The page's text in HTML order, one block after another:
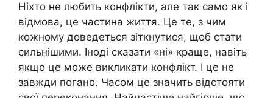
Ніхто не любить конфлікти, але так само як і
відмова, це частина життя. Це те, з чим
кожному доведеться зіткнутися, щоб стати
сильнішими. Іноді сказати «ні» краще, навіть
якщо це може викликати конфлікт. І це не
завжди погано. Часом це значить відстояти